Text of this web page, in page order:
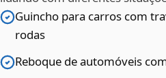
Guincho para carros com
rodas
Reboque de automóveis